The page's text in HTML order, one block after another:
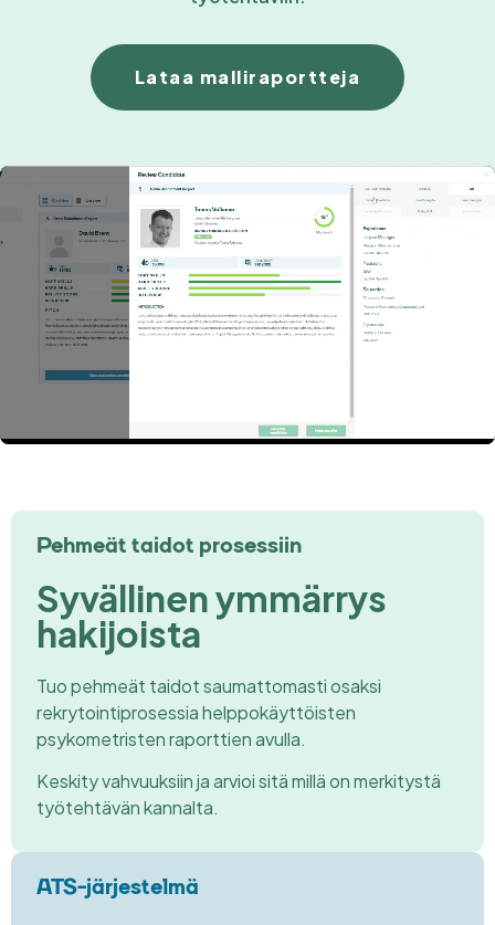
Lataa malliraportteja
Pehmeät taidot prosessiin
Syvällinen ymmärrys
hakijoista
Tuo pehmeät taidot saumattomasti osaksi
rekrytointiprosessia helppokäyttöisten
psykometristen raporttien avulla.
Keskity vahvuuksiin ja arvioi sitä millä on merkitystä
työtehtävän kannalta.
ATS-järjestelmä